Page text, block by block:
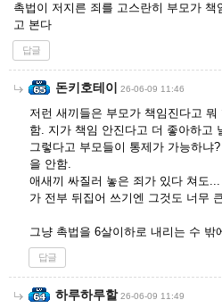
촉법이 저지른 죄를 고스란히 부모가
고 본다
답글
돈키호테이 26-06-09 11:46
저런 새끼들은 부모가 책임진다고
함. 지가 책임 안진다고 더 좋아하고
그렇다고 부모들이 통제가 가능하냐
을 안함.
애새끼 싸질러 놓은 죄가 있다 쳐도
가 전부 뒤집어 쓰기엔 그것도 너무
그냥 촉법을 6살이하로 내리는 수 밖
답글
하루하루할 26-06-09 11:49